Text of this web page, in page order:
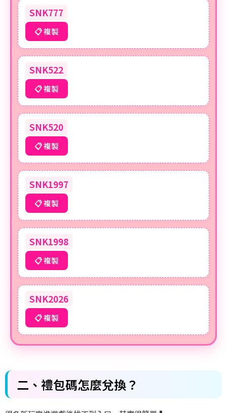
SNK777
📋 複製
SNK522
📋 複製
SNK520
📋 複製
SNK1997
📋 複製
SNK1998
📋 複製
SNK2026
📋 複製
二、禮包碼怎麼兌換？